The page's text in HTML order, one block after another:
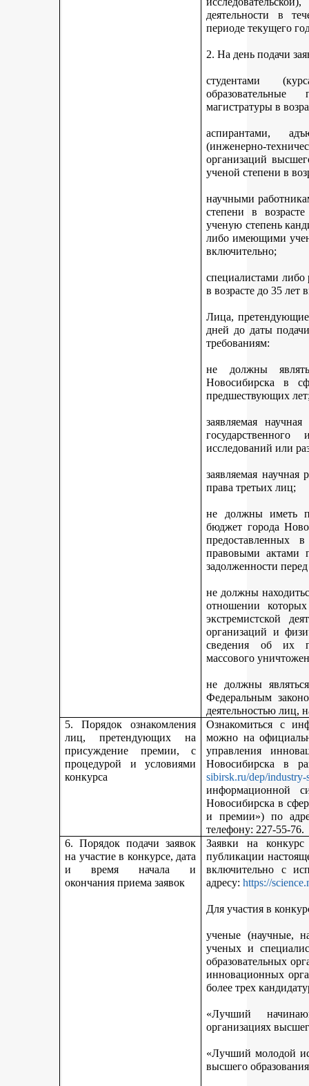
деятельности в
периоде текущего
2. На день подачи
студентами
образовательные
магистратуры в
аспирантами,
(инженерно-
организаций
ученой степени в
научными
степени в
ученую степень
либо имеющими
включительно;
специалистами
в возрасте до 35 лет
Лица,
дней до даты
требованиям:
не должны
Новосибирска в
предшествующих
заявляемая
исследований или
заявляемая
права третьих лиц;
не должны иметь
бюджет города
предоставленных
правовыми актами
задолженности
не должны
отношении
экстремистской
организаций и
сведения об их
массового
не должны
Федеральным
деятельностью лиц,
5. Порядок ознакомления
лиц, претендующих на
присуждение премии, с
процедурой и условиями
конкурса
Ознакомиться с
можно на
управления
Новосибирска в
sibirsk.ru/dep/industry-
информационной
Новосибирска в
и премии») по
телефону: 227-55-76.
6. Порядок подачи заявок
на участие в конкурсе, дата
и время начала и
окончания приема заявок
Заявки на
публикации
включительно с
адресу:https://
Для участия в
ученые (научные,
ученых и
образовательных
инновационных
более трех
«Лучший
организациях
«Лучший молодой
высшего